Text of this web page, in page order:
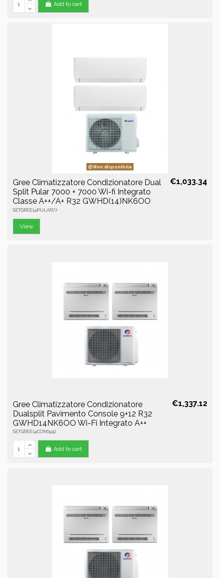
Add to cart
Non disponibile
Gree Climatizzatore Condizionatore Dual
Split Pular 7000 + 7000 Wi-fi Integrato
Classe A++/A+ R32 GWHD(14)NK6OO
SETGREE14PULAR77
€1,033.34
View
Gree Climatizzatore Condizionatore
Dualsplit Pavimento Console 9+12 R32
GWHD14NK6OO Wi-Fi Integrato A++
SETGREE14CONS912
€1,337.12
Add to cart